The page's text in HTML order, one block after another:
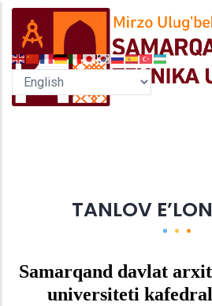
Skip
main
content
TANLOV
Samarqand davlat
universiteti